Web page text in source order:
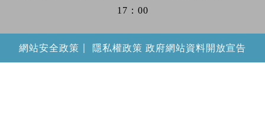
17：00
網站安全政策 隱私權政策 政府網站資料開放宣告